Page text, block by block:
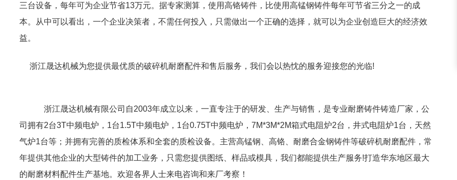
三台设备，每年可为企业节省13万元。据专家测算，使用高铬铸件，比使用高锰钢铸件每年可节省三分之一的成
本。从中可以看出，一个企业决策者，不需任何投入，只需做出一个正确的选择，就可以为企业创造巨大的经济效
益。
浙江晟达机械为您提供最优质的破碎机耐磨配件和售后服务，我们会以热忱的服务迎接您的光临!
浙江晟达机械有限公司自2003年成立以来，一直专注于的研发、生产与销售，是专业耐磨铸件铸造厂家，公
司拥有2台3T中频电炉，1台1.5T中频电炉，1台0.75T中频电炉，7M*3M*2M箱式电阻炉2台，井式电阻炉1台，天然
气炉1台等；并拥有完善的质检体系和全套的质检设备。主营高锰钢、高铬、耐磨合金钢铸件等破碎机耐磨配件，常
年提供其他企业的大型铸件的加工业务，只需您提供图纸、样品或模具，我们都能提供生产服务!打造华东地区最大
的耐磨材料配件生产基地。欢迎各界人士来电咨询和来厂考察！